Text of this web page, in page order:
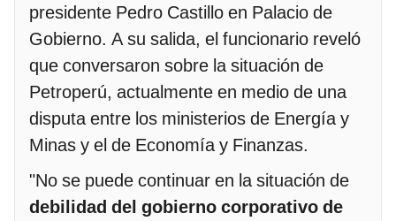
presidente Pedro Castillo en Palacio de
Gobierno. A su salida, el funcionario reveló
que conversaron sobre la situación de
Petroperú, actualmente en medio de una
disputa entre los ministerios de Energía y
Minas y el de Economía y Finanzas.
"No se puede continuar en la situación de
debilidad del gobierno corporativo de